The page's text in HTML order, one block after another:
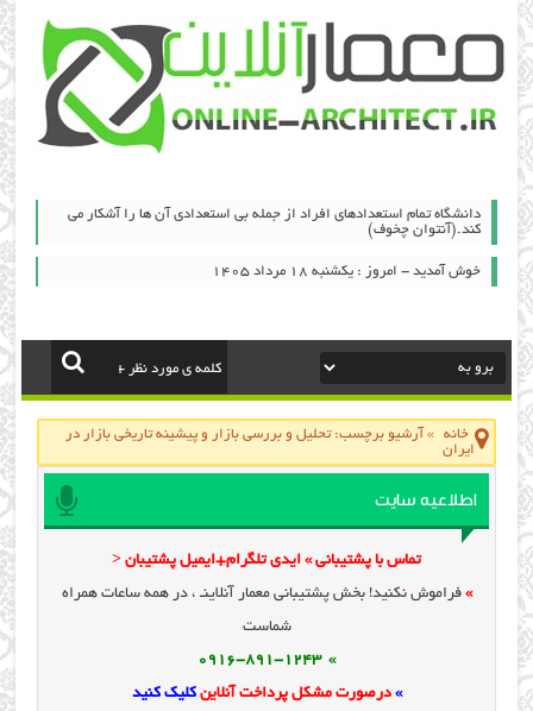
دانشگاه تمام استعدادهای افراد از جمله بی استعدادی آن ها را آشکار می
کند.(آنتوان چخوف)
خوش آمدید - امروز : یکشنبه ۱۸ مرداد ۱۴۰۵
خانه » آرشیو برچسب: تحلیل و بررسی بازار و پیشینه تاریخی بازار در
ایران
اطلاعیه سایت
تماس با پشتیبانی » ایدی تلگرام+ایمیل پشتیبان <
» فراموش نکنید! بخش پشتیبانی معمار آنلاینـ ، در همه ساعات همراه
شماست
» 0916-891-1243
» درصورت مشکل پرداخت آنلاینکلیک کنید